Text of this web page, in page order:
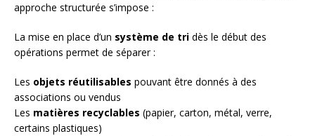
approche structurée s’impose :
La mise en place d’un système de tri dès le début des
opérations permet de séparer :
Les objets réutilisables pouvant être donnés à des
associations ou vendus
Les matières recyclables (papier, carton, métal, verre,
certains plastiques)